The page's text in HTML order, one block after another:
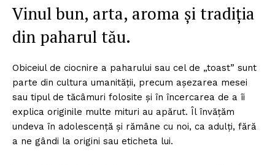
Vinul bun, arta, aroma și tradiția
din paharul tău.
Obiceiul de ciocnire a paharului sau cel de „toast” sunt
parte din cultura umanității, precum așezarea mesei
sau tipul de tăcâmuri folosite și în încercarea de a îi
explica originile multe mituri au apărut. Îl învățăm
undeva în adolescență și rămâne cu noi, ca adulți, fără
a ne gândi la origini sau eticheta lui.